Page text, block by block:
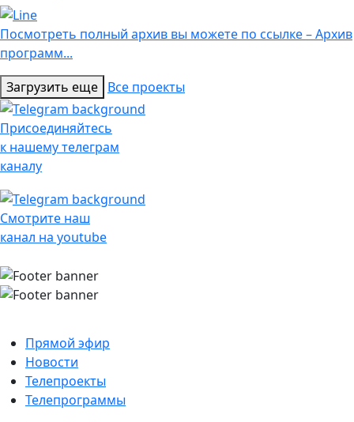
Посмотреть полный архив вы можете по ссылке – Архив
программ...
Загрузить еще Все проекты
Присоединяйтесь
к нашему телеграм
каналу
Смотрите наш
канал на youtube
Прямой эфир
Новости
Телепроекты
Телепрограммы